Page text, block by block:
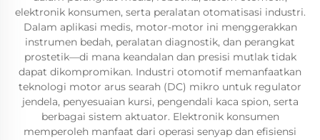
elektronik konsumen, serta peralatan otomatisasi industri.
Dalam aplikasi medis, motor-motor ini menggerakkan
instrumen bedah, peralatan diagnostik, dan perangkat
prostetik—di mana keandalan dan presisi mutlak tidak
dapat dikompromikan. Industri otomotif memanfaatkan
teknologi motor arus searah (DC) mikro untuk regulator
jendela, penyesuaian kursi, pengendali kaca spion, serta
berbagai sistem aktuator. Elektronik konsumen
memperoleh manfaat dari operasi senyap dan efisiensi